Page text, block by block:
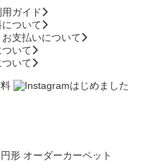
用ガイド
ついて
お支払いについて
いて
いて
形 オーダーカーペット